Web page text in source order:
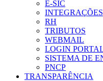
E-SIC
INTEGRAÇÕES
RH
TRIBUTOS
WEBMAIL
LOGIN
SISTEMA DE
PNCP
TRANSPARÊNCIA